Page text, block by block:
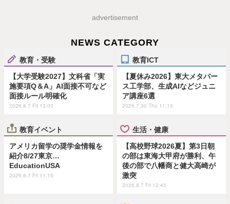
advertisement
NEWS CATEGORY
教育・受験
【大学受験2027】文科省「実
施要項Q＆A」AI面接不可など
面接ルール明確化
2026.8.7 Fri 13:00
教育ICT
【夏休み2026】東大メタバー
ス工学部、生成AIなどジュニ
ア講座6選
2026.7.30 Thu 11:15
教育イベント
アメリカ留学の奨学金情報を
紹介8/27東京…
EducationUSA
2026.8.7 Fri 11:15
生活・健康
【高校野球2026夏】第3日朝
の部は東海大甲府が勝利、午
後の部で八幡商と健大高崎が
激突
2026.8.7 Fri 12:45